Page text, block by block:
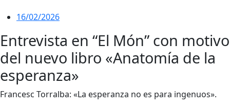
16/02/2026
Entrevista en “El Món” con motivo
del nuevo libro «Anatomía de la
esperanza»
Francesc Torralba: «La esperanza no es para ingenuos».